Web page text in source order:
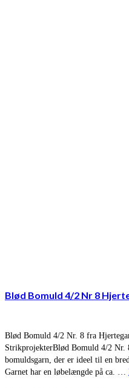
Blød Bomuld 4/2 Nr 8
Blød Bomuld 4/2 Nr. 8 fra
StrikprojekterBlød Bomuld 4/2 Nr.
bomuldsgarn, der er ideel til en
Garnet har en løbelængde på ca. …